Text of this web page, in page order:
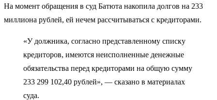
На момент обращения в суд Батюта накопила долгов на 233
миллиона рублей, ей нечем рассчитываться с кредиторами.
«У должника, согласно представленному списку
кредиторов, имеются неисполненные денежные
обязательства перед кредиторами на общую сумму
233 299 102,40 рублей», — сказано в материалах
суда.